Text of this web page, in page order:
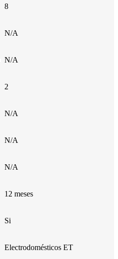
8
N/A
N/A
2
N/A
N/A
N/A
12 meses
Si
Electrodomésticos ET